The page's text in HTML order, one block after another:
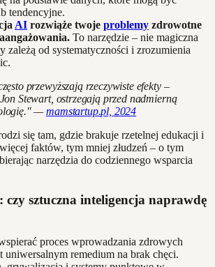
tendencyjne.
AI rozwiąże twoje problemy zdrowotne
To narzędzie – nie magiczna
zależą od systematyczności i zrozumienia
przewyższają rzeczywiste efekty –
Stewart, ostrzegają przed nadmierną
—mamstartup.pl, 2024
się tam, gdzie brakuje rzetelnej edukacji i
faktów, tym mniej złudzeń – o tym
narzędzia do codziennego wsparcia
sztuczna inteligencja naprawdę
proces wprowadzania zdrowych
uniwersalnym remedium na brak chęci.